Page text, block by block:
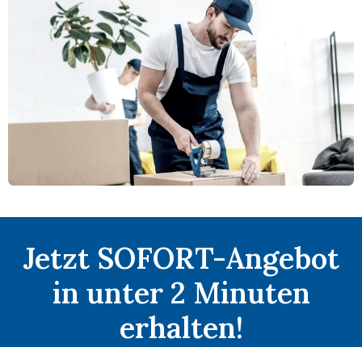
Jetzt SOFORT-Angebot
in unter 2 Minuten
erhalten!